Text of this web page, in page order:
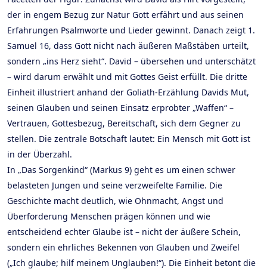
der in engem Bezug zur Natur Gott erfährt und aus seinen
Erfahrungen Psalmworte und Lieder gewinnt. Danach zeigt 1.
Samuel 16, dass Gott nicht nach äußeren Maßstäben urteilt,
sondern „ins Herz sieht“. David – übersehen und unterschätzt
– wird darum erwählt und mit Gottes Geist erfüllt. Die dritte
Einheit illustriert anhand der Goliath-Erzählung Davids Mut,
seinen Glauben und seinen Einsatz erprobter „Waffen“ –
Vertrauen, Gottesbezug, Bereitschaft, sich dem Gegner zu
stellen. Die zentrale Botschaft lautet: Ein Mensch mit Gott ist
in der Überzahl.
In „Das Sorgenkind“ (Markus 9) geht es um einen schwer
belasteten Jungen und seine verzweifelte Familie. Die
Geschichte macht deutlich, wie Ohnmacht, Angst und
Überforderung Menschen prägen können und wie
entscheidend echter Glaube ist – nicht der äußere Schein,
sondern ein ehrliches Bekennen von Glauben und Zweifel
(„Ich glaube; hilf meinem Unglauben!“). Die Einheit betont die